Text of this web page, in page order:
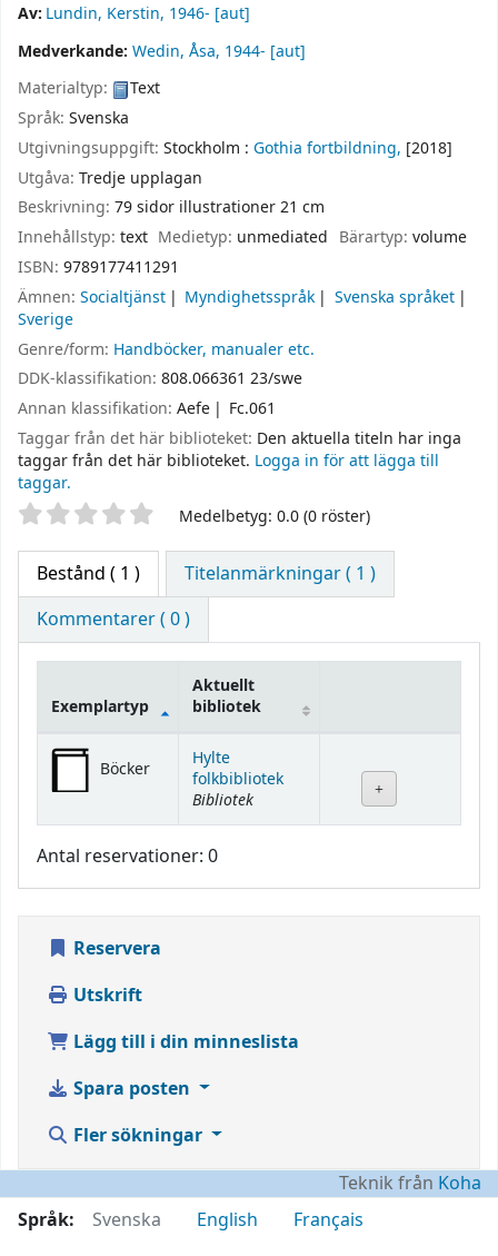
Av: Lundin, Kerstin, 1946- [aut]
Medverkande: Wedin, Åsa, 1944- [aut]
Materialtyp:
Text
Språk: Svenska
Utgivningsuppgift: Stockholm : Gothia fortbildning, [2018]
Utgåva: Tredje upplagan
Beskrivning: 79 sidor illustrationer 21 cm
Innehållstyp: text Medietyp: unmediated Bärartyp: volume
ISBN: 9789177411291
Ämnen: Socialtjänst Myndighetsspråk
Svenska språket
Sverige
Genre/form: Handböcker, manualer etc.
DDK-klassifikation: 808.066361 23/swe
Annan klassifikation: Aefe
Fc.061
Taggar från det här biblioteket: Den aktuella titeln har inga
taggar från det här biblioteket. Logga in för att lägga till
taggar.
Betyg Medelbetyg: 0.0 (0 röster)
Bestånd ( 1 )
Titelanmärkningar ( 1 )
Kommentarer ( 0 )
Bestånd
Exemplartyp
Aktuellt
bibliotek
Böcker
Hylte
folkbibliotek
Bibliotek
Antal reservationer: 0
Reservera
Utskrift
Lägg till i din minneslista
Spara posten
Fler sökningar
Teknik från Koha
Språk:
Svenska English
Français